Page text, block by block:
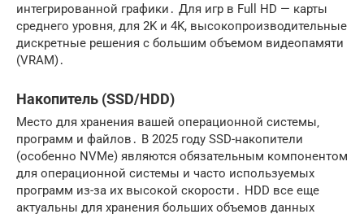
интегрированной графики․ Для игр в Full HD — карты
среднего уровня‚ для 2K и 4K, высокопроизводительные
дискретные решения с большим объемом видеопамяти
(VRAM)․
Накопитель (SSD/HDD)
Место для хранения вашей операционной системы‚
программ и файлов․ В 2025 году SSD-накопители
(особенно NVMe) являются обязательным компонентом
для операционной системы и часто используемых
программ из-за их высокой скорости․ HDD все еще
актуальны для хранения больших объемов данных